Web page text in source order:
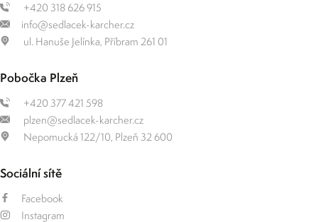
+420 318 626 915
info@sedlacek-karcher.cz
ul. Hanuše Jelínka, Příbram 261 01
Pobočka Plzeň
+420 377 421 598
plzen@sedlacek-karcher.cz
Nepomucká 122/10, Plzeň 32 600
Sociální sítě
Facebook
Instagram